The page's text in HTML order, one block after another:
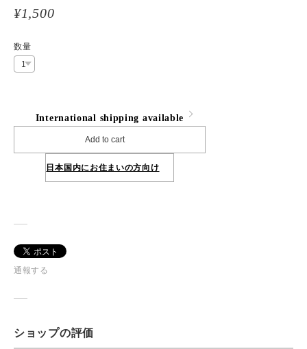
¥1,500
数量
International shipping available
Add to cart
日本国内にお住まいの方向け
通報する
ショップの評価